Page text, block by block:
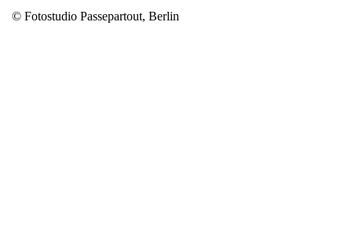
© Fotostudio Passepartout, Berlin